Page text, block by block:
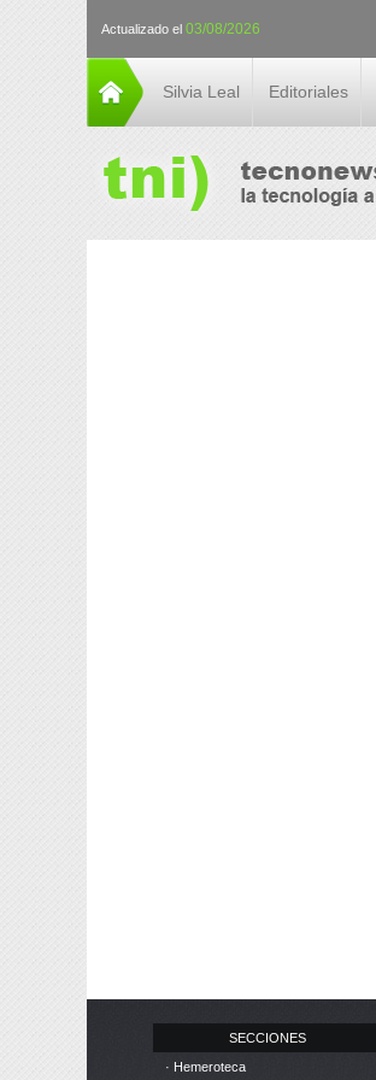
Actualizado el 03/08/2026
Silvia Leal Editoriales
SECCIONES
· Hemeroteca